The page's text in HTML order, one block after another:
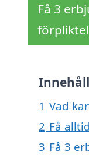
Få 3
1 Vad
2 Få
3 Få 3